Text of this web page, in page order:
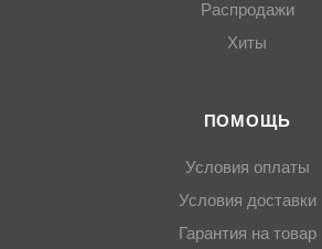
Распродажи
Хиты
ПОМОЩЬ
Условия оплаты
Условия доставки
Гарантия на товар